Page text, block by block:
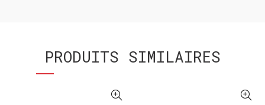
PRODUITS SIMILAIRES